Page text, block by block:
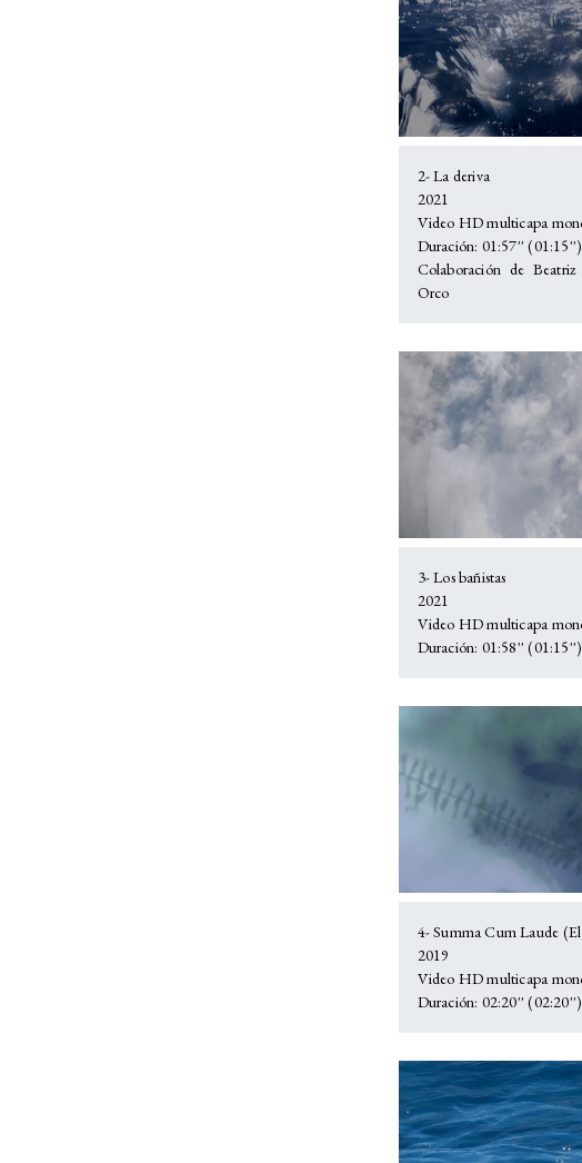
2- La deriva
2021
Video HD multicapa
Duración: 01:57'' (01:15'')
Colaboración de
Orco
3- Los bañistas
2021
Video HD multicapa
Duración: 01:58'' (01:15'')
4- Summa Cum Laude
2019
Video HD multicapa
Duración: 02:20'' (02:20'')